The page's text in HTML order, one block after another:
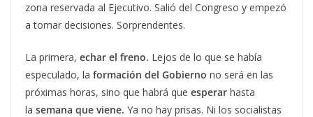
zona reservada al Ejecutivo. Salió del Congreso y empezó
a tomar decisiones. Sorprendentes.
La primera, echar el freno. Lejos de lo que se había
especulado, la formación del Gobierno no será en las
próximas horas, sino que habrá que esperar hasta
la semana que viene. Ya no hay prisas. Ni los socialistas